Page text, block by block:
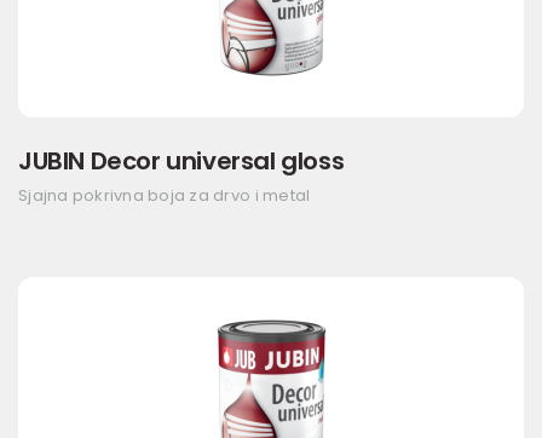
JUBIN Decor universal gloss
Sjajna pokrivna boja za drvo i metal